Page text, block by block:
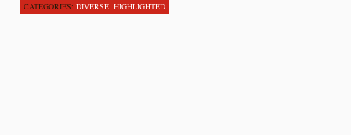
CATEGORIES: DIVERSE, HIGHLIGHTED